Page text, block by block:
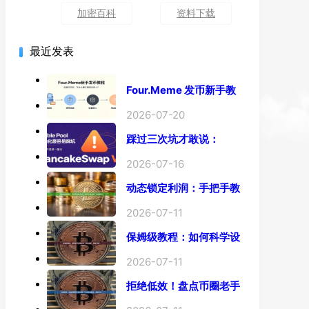
加密百科 资料下载
最近发表
Four.Meme 发币新手教
入，告别手动踩坑
2026-07-20
踩过三次坑才敢说：
Stable Pool 最容易翻车
2026-07-16
动态锁定利润：手把手教
级技巧
2026-07-11
保姆级教程：如何科学设
亏损？
2026-07-11
拒绝低效！盘点币圈老手